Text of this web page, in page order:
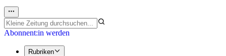
Abonnent:in werden
Rubriken